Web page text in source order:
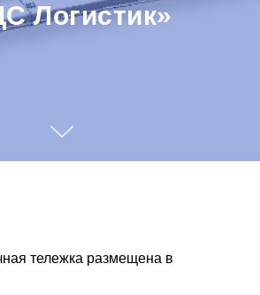
Логистик»
тележка размещена в